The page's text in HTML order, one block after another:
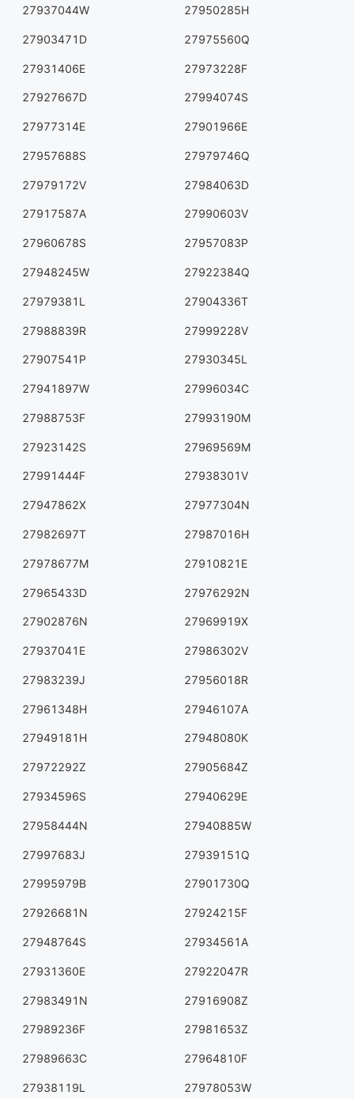
27937044W 27950285H
27903471D 27975560Q
27931406E 27973228F
27927667D 27994074S
27977314E 27901966E
27957688S 27979746Q
27979172V 27984063D
27917587A 27990603V
27960678S 27957083P
27948245W 27922384Q
27979381L 27904336T
27988839R 27999228V
27907541P 27930345L
27941897W 27996034C
27988753F 27993190M
27923142S 27969569M
27991444F 27938301V
27947862X 27977304N
27982697T 27987016H
27978677M 27910821E
27965433D 27976292N
27902876N 27969919X
27937041E 27986302V
27983239J 27956018R
27961348H 27946107A
27949181H 27948080K
27972292Z 27905684Z
27934596S 27940629E
27958444N 27940885W
27997683J 27939151Q
27995979B 27901730Q
27926681N 27924215F
27948764S 27934561A
27931360E 27922047R
27983491N 27916908Z
27989236F 27981653Z
27989663C 27964810F
27938119L 27978053W